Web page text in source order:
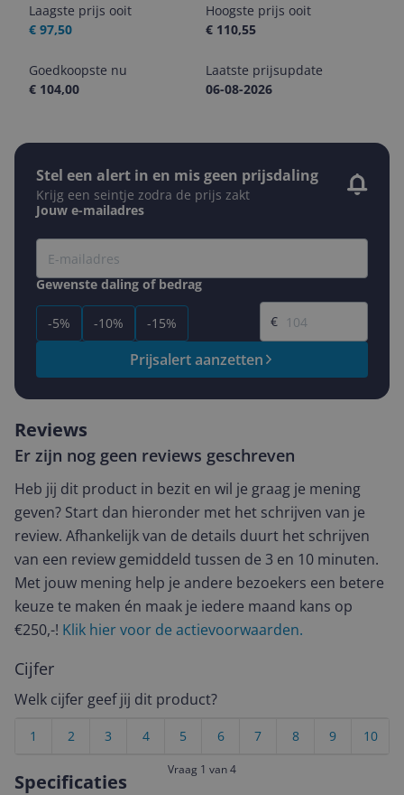
Laagste prijs ooit
€ 97,50
Hoogste prijs ooit
€ 110,55
Goedkoopste nu
€ 104,00
Laatste prijsupdate
06-08-2026
Stel een alert in en mis geen prijsdaling
Krijg een seintje zodra de prijs zakt
Jouw e-mailadres
Gewenste daling of bedrag
-5% -10% -15%
Gewenste prijs
€
Prijsalert aanzetten
Specificaties
Reviews
Er zijn nog geen reviews geschreven
Heb jij dit product in bezit en wil je graag je mening
geven? Start dan hieronder met het schrijven van je
review. Afhankelijk van de details duurt het schrijven
van een review gemiddeld tussen de 3 en 10 minuten.
Met jouw mening help je andere bezoekers een betere
keuze te maken én maak je iedere maand kans op
€250,-! Klik hier voor de actievoorwaarden.
Cijfer
Welk cijfer geef jij dit product?
10
9
8
7
6
5
4
3
2
1
Vraag 1 van 4